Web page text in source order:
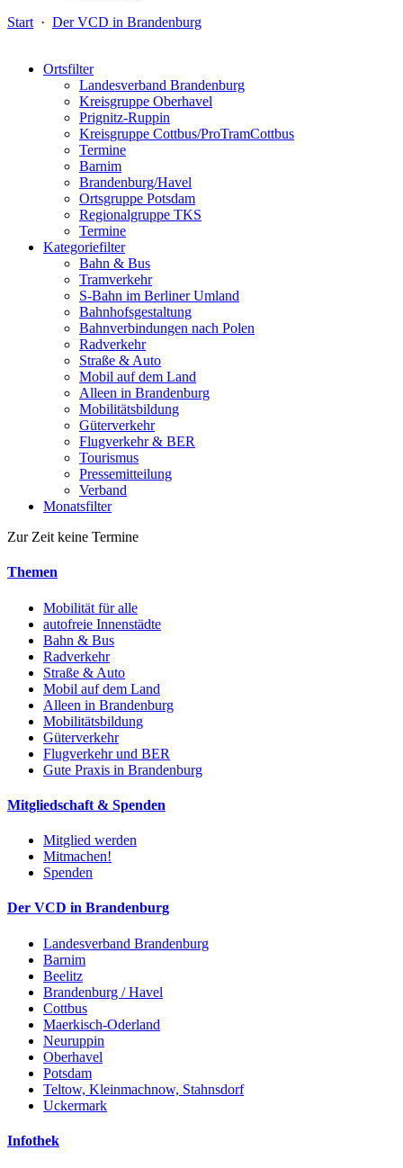
Start · Der VCD in Brandenburg
Ortsfilter
Landesverband Brandenburg
Kreisgruppe Oberhavel
Prignitz-Ruppin
Kreisgruppe Cottbus/ProTramCottbus
Termine
Barnim
Brandenburg/Havel
Ortsgruppe Potsdam
Regionalgruppe TKS
Termine
Kategoriefilter
Bahn & Bus
Tramverkehr
S-Bahn im Berliner Umland
Bahnhofsgestaltung
Bahnverbindungen nach Polen
Radverkehr
Straße & Auto
Mobil auf dem Land
Alleen in Brandenburg
Mobilitätsbildung
Güterverkehr
Flugverkehr & BER
Tourismus
Pressemitteilung
Verband
Monatsfilter
Zur Zeit keine Termine
Themen
Mobilität für alle
autofreie Innenstädte
Bahn & Bus
Radverkehr
Straße & Auto
Mobil auf dem Land
Alleen in Brandenburg
Mobilitätsbildung
Güterverkehr
Flugverkehr und BER
Gute Praxis in Brandenburg
Mitgliedschaft & Spenden
Mitglied werden
Mitmachen!
Spenden
Der VCD in Brandenburg
Landesverband Brandenburg
Barnim
Beelitz
Brandenburg / Havel
Cottbus
Maerkisch-Oderland
Neuruppin
Oberhavel
Potsdam
Teltow, Kleinmachnow, Stahnsdorf
Uckermark
Infothek